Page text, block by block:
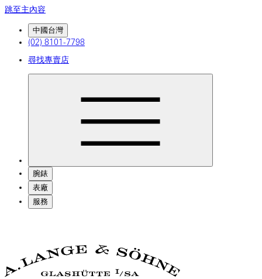
跳至主內容
中國台灣
(02) 8101-7798
尋找專賣店
腕錶
表廠
服務